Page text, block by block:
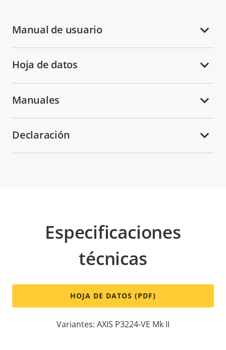
Manual de usuario
Hoja de datos
Manuales
Declaración
Especificaciones
técnicas
HOJA DE DATOS (PDF)
Variantes: AXIS P3224-VE Mk II